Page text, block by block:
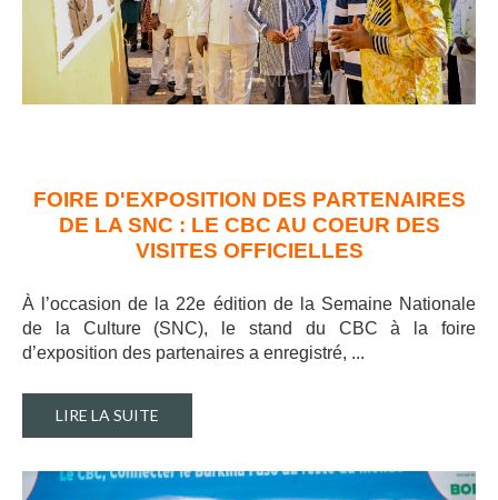
FOIRE D'EXPOSITION DES PARTENAIRES
DE LA SNC : LE CBC AU COEUR DES
VISITES OFFICIELLES
À l’occasion de la 22e édition de la Semaine Nationale
de la Culture (SNC), le stand du CBC à la foire
d’exposition des partenaires a enregistré, ...
LIRE LA SUITE